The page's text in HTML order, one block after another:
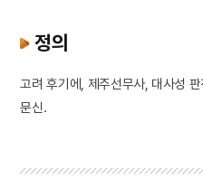
정의
고려 후기에, 제주선무사, 대사성
문신.